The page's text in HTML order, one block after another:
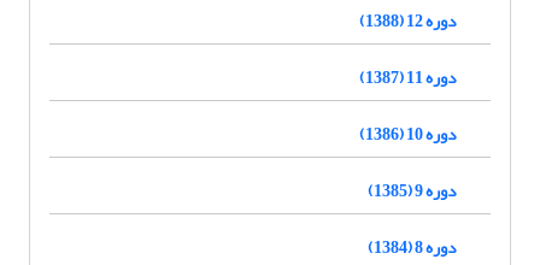
دوره 12 (1388)
دوره 11 (1387)
دوره 10 (1386)
دوره 9 (1385)
دوره 8 (1384)